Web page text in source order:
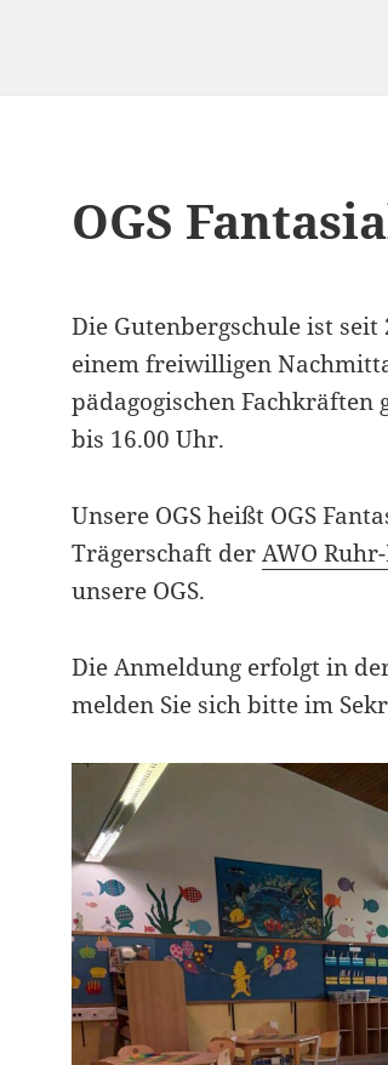
OGS
Die Gutenbergschule ist
einem freiwilligen
pädagogischen
bis 16.00 Uhr.
Unsere OGS heißt OGS
Trägerschaft derAWO
unsere OGS.
Die Anmeldung erfolgt in
melden Sie sich bitte im